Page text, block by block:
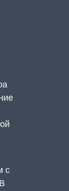
с